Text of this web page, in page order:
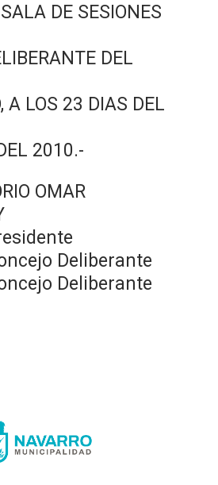
DE SESIONES
DEL
A LOS 23 DIAS DEL
2010.-
OMAR
Deliberante
Deliberante